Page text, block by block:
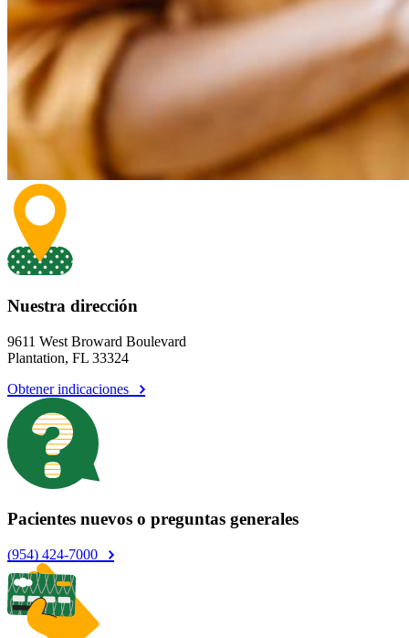
Nuestra dirección
9611 West Broward Boulevard
Plantation, FL 33324
Obtener indicaciones
Pacientes nuevos o preguntas generales
(954) 424-7000